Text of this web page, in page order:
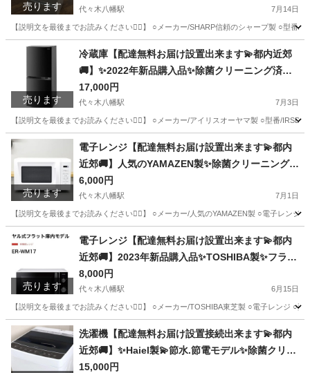
売ります
機.電子レンジ.オーブン電子レンジ.炊飯器.テーブ
ル&椅子.机&チェアー.ベット&マットレス.ドレッ
サーなど多種多様な美品が有ります✨お気軽にお
問い合わせ下さい💫
代々木八幡駅 7月14日
【説明文を最後までお読みください🙇‍♂️】 ○メーカー/SHARP信頼のシャープ製 ○型
東京 渋谷区 代々木八幡駅 キッチン家電 届け
売ります
冷蔵庫【配達無料お届け設置出来ます💫都内近郊
🚚】✨2022年新品購入品✨除菌クリーニング済の
超極美品✨他にも冷蔵庫.洗濯機.電子レンジ.オーブ
ン電子レンジ.炊飯器.テーブル&椅子.机&チェアー.
ベット&マットレス.ドレッサーなど多種多様な美
品が有ります✨お気軽にお問い合わせ下さい💫
17,000円
代々木八幡駅 7月3日
【説明文を最後までお読みください🙇‍♂️】 ○メーカー/アイリスオーヤマ製 ○型番/
東京 渋谷区 代々木八幡駅 キッチン家電 届け
売ります
電子レンジ【配達無料お届け設置出来ます💫都内
近郊🚚】人気のYAMAZEN製✨除菌クリーニング済
み✨2025年製✨他にも冷蔵庫.洗濯機.電子レンジ.
オーブン電子レンジ.炊飯器.テーブル&椅子.机&チ
ェアー.ベット&マットレス.ドレッサーなど多種多
様な美品が有ります✨お気軽にお問い合わせ下さ
い💫
6,000円
代々木八幡駅 7月1日
【説明文を最後までお読みください🙇‍♂️】 ○メーカー/人気のYAMAZEN製 ○電子レン
東京 渋谷区 代々木八幡駅 キッチン家電 届け
売ります
電子レンジ【配達無料お届け設置出来ます💫都内
近郊🚚】2023年新品購入品✨TOSHIBA製✨フラッ
トテーブル💫全国Hzフリー仕様✨除菌クリーニン
グ済み✨極美品✨他にも冷蔵庫.洗濯機.電子レンジ.
オーブン電子レンジ.炊飯器.テーブル&椅子.机&チ
ェアー.ベット&マットレス.ドレッサーなど多種多
様な美品が有ります✨お気軽にお問い合わせ下さ
い💫
8,000円
代々木八幡駅 6月15日
【説明文を最後までお読みください🙇‍♂️】 ○メーカー/TOSHIBA東芝製 ○電子レンジ ○
東京 渋谷区 代々木八幡駅 キッチン家電 届け
洗濯機【配達無料お届け設置接続出来ます💫都内
近郊🚚】✨Haiel製💫節水.節電モデル✨除菌クリー
ニング済✨極美品✨他にも冷蔵庫.洗濯機.電子レン
15,000円